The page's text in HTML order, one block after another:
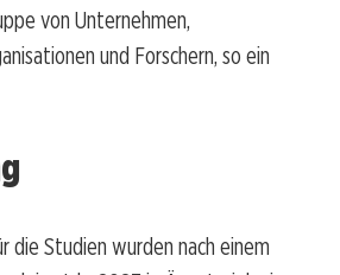
von Unternehmen,
und Forschern, so ein
die Studien wurden nach einem